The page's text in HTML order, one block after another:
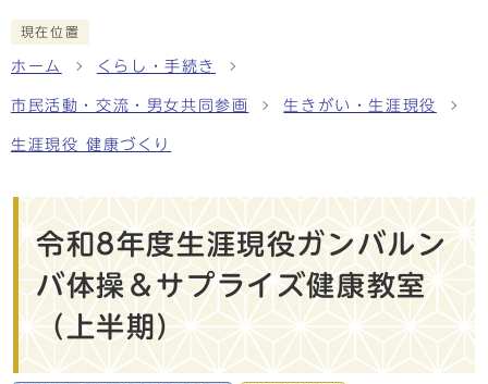
現在位置
ホーム くらし・手続き
市民活動・交流・男女共同参画 生きがい・生涯現役
生涯現役 健康づくり
令和8年度生涯現役ガンバルン
バ体操＆サプライズ健康教室
（上半期）